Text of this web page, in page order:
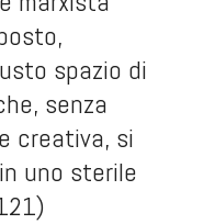
spazio di
senza
creativa, si
uno sterile